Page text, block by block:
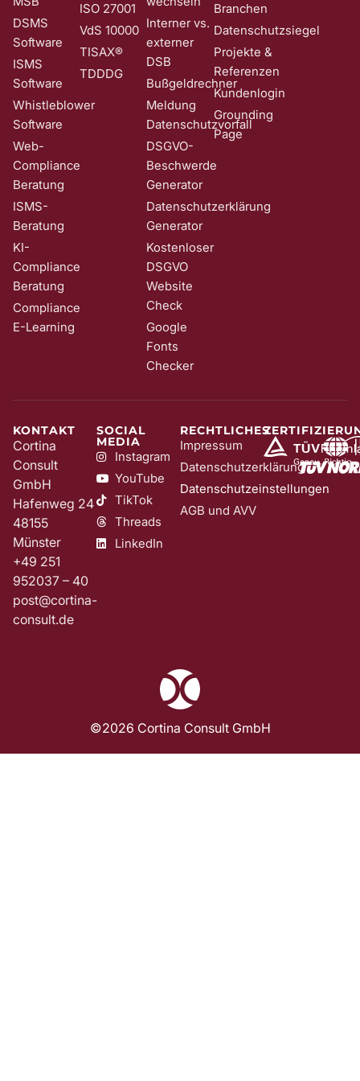
DSMS
Software
ISMS
Software
Whistleblower
Software
Web-
Compliance
Beratung
ISMS-
Beratung
KI-
Compliance
Beratung
Compliance
E-Learning
ISO 27001
VdS 10000
TISAX®
TDDDG
Interner vs.
externer
DSB
Bußgeldrechner
Meldung
Datenschutzvorfall
DSGVO-
Beschwerde
Generator
Datenschutzerklärung
Generator
Kostenloser
DSGVO
Website
Check
Google
Fonts
Checker
Branchen
Datenschutzsiegel
Projekte &
Referenzen
Kundenlogin
Grounding
Page
KONTAKT
Cortina
Consult
GmbH
Hafenweg 24
48155
Münster
+49 251
952037 – 40
post@cortina-
consult.de
SOCIAL
MEDIA
Instagram
YouTube
TikTok
Threads
LinkedIn
RECHTLICHES
Impressum
Datenschutzerklärung
Datenschutzeinstellungen
AGB und AVV
©2026 Cortina Consult GmbH